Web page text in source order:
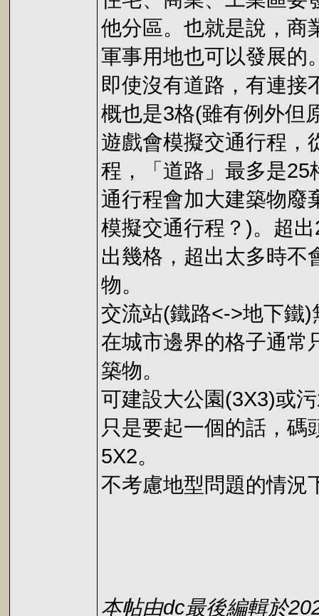
他分區。也就是說，商
軍事用地也可以發展的
即使沒有道路，有連接
概也是3格(雖有例外但
遊戲會模擬交通行程，
程，「道路」最多是25
通行程會加大建築物廢
模擬交通行程？)。超
出幾格，超出太多時不
物。
交流站(鐵路<->地下鐵
在城市邊界的格子通常
築物。
可建設大公園(3X3)或
只是要起一個的話，碼
5X2。
不考慮地型問題的情況
本帖由dc最後編輯於